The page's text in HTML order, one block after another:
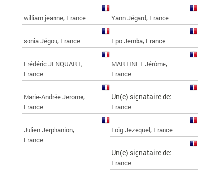
william jeanne, France Yann Jégard, France
sonia Jégou, France Epo Jemba, France
Frédéric JENQUART,
France
MARTINET Jérôme,
France
Marie-Andrée Jerome,
France
Un(e) signataire de:
France
Julien Jerphanion,
France
Loïg Jezequel, France
Un(e) signataire de:
France